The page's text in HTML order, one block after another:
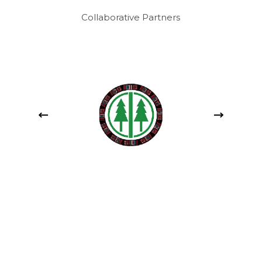
Collaborative Partners